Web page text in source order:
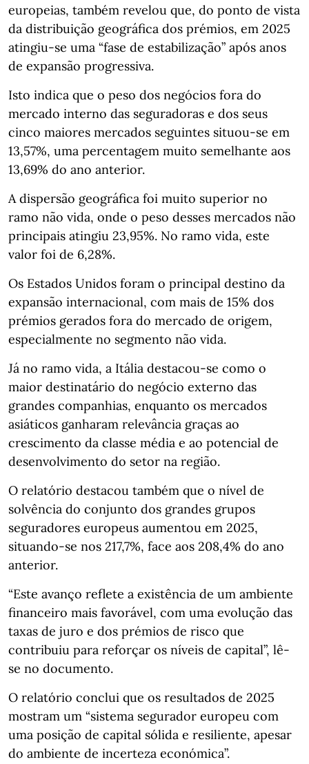
europeias, também revelou que, do ponto de vista
da distribuição geográfica dos prémios, em 2025
atingiu-se uma “fase de estabilização” após anos
de expansão progressiva.
Isto indica que o peso dos negócios fora do
mercado interno das seguradoras e dos seus
cinco maiores mercados seguintes situou-se em
13,57%, uma percentagem muito semelhante aos
13,69% do ano anterior.
A dispersão geográfica foi muito superior no
ramo não vida, onde o peso desses mercados não
principais atingiu 23,95%. No ramo vida, este
valor foi de 6,28%.
Os Estados Unidos foram o principal destino da
expansão internacional, com mais de 15% dos
prémios gerados fora do mercado de origem,
especialmente no segmento não vida.
Já no ramo vida, a Itália destacou-se como o
maior destinatário do negócio externo das
grandes companhias, enquanto os mercados
asiáticos ganharam relevância graças ao
crescimento da classe média e ao potencial de
desenvolvimento do setor na região.
O relatório destacou também que o nível de
solvência do conjunto dos grandes grupos
seguradores europeus aumentou em 2025,
situando-se nos 217,7%, face aos 208,4% do ano
anterior.
“Este avanço reflete a existência de um ambiente
financeiro mais favorável, com uma evolução das
taxas de juro e dos prémios de risco que
contribuiu para reforçar os níveis de capital”, lê-
se no documento.
O relatório conclui que os resultados de 2025
mostram um “sistema segurador europeu com
uma posição de capital sólida e resiliente, apesar
do ambiente de incerteza económica”.